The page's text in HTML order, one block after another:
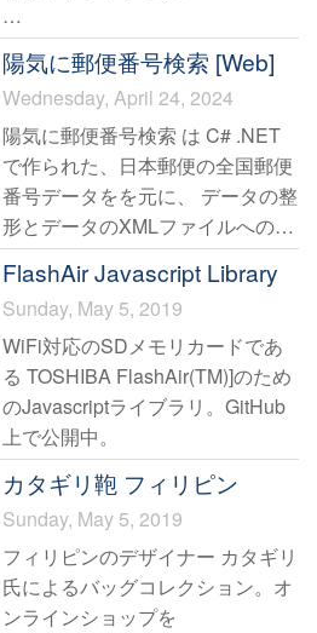
パラメーターの検証（一部）
を内蔵しています。
楽天RMSは楽天出店者が商品や注
文の管理を行うウェブプラットフ
ォームです。RMSでは出店者用に
WEB APIが公開されており APIを
通じて商品、注文、在庫などほと
んどの管理を行うことができま
す。
本ライブラリは、このRMS WEB
APIへ接続をサポートする .NET
Framework で動作するクライアン
トライブラリです。Python.NET
を使用すると Python から API を
利用することもできます。
煩雑な通信部分、メッセージの読
み書き部分を内蔵しているため、
プログラマーは用途に合ったロジ
ックの構築に集中できます。
陽気に郵便番号検索 [Web]
Wednesday, April 24, 2024
陽気に郵便番号検索 は C# .NET
で作られた、日本郵便の全国郵便
番号データをを元に、 データの整
形とデータのXMLファイルへの変
換・保存、検索機能のライブラ
リ、 HTMLフォーム上での住所入
力アシストなどをセットした開発
プロジェクトのパッケージです。
簡単な Javascript の記述でプログ
ラミング不要で導入できます。
FlashAir Javascript Library
Sunday, May 5, 2019
WiFi対応のSDメモリカードであ
る TOSHIBA FlashAir(TM)]のため
のJavascriptライブラリ。GitHub
上で公開中。
カタギリ鞄 フィリピン
Sunday, May 5, 2019
フィリピンのデザイナー カタギリ
氏によるバッグコレクション。オ
ンラインショップを